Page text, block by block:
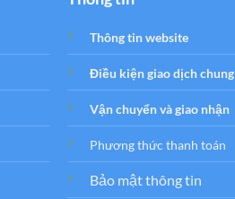
Thông tin website
Điều kiện giao dịch chung
Vận chuyển và giao nhận
Phương thức thanh toán
Bảo mật thông tin